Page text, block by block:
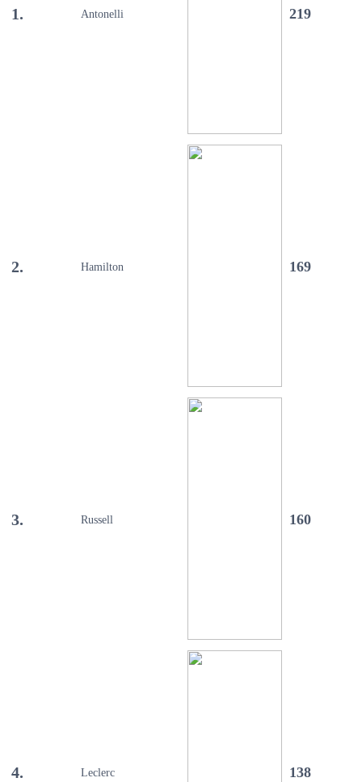
1. Antonelli 219
2. Hamilton 169
3. Russell 160
4. Leclerc 138